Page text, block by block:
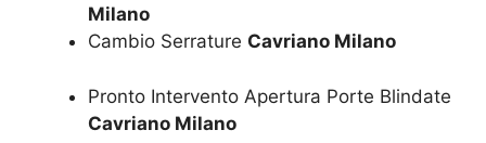
Milano
Cambio Serrature Cavriano Milano
Pronto Intervento Apertura Porte Blindate
Cavriano Milano